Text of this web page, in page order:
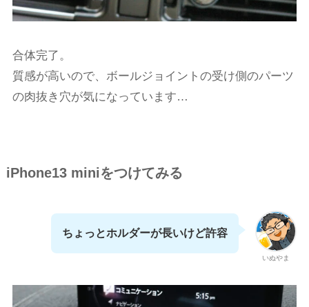
合体完了。
質感が高いので、ボールジョイントの受け側のパーツ
の肉抜き穴が気になっています…
iPhone13 miniをつけてみる
いぬやま
ちょっとホルダーが長いけど許容